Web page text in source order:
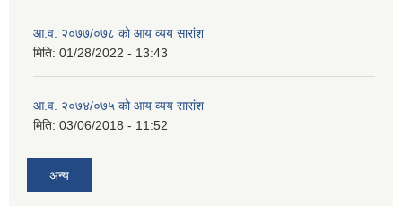
आ.व. २०७७/०७८ को आय व्यय सारांश
मिति: 01/28/2022 - 13:43
आ.व. २०७४/०७५ को आय व्यय सारांश
मिति: 03/06/2018 - 11:52
अन्य